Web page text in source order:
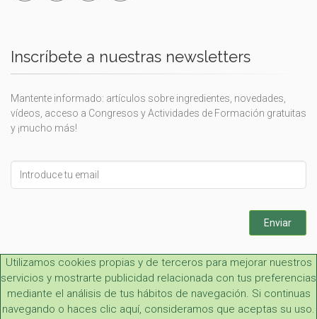
Inscríbete a nuestras newsletters
Mantente informado: artículos sobre ingredientes, novedades,
vídeos, acceso a Congresos y Actividades de Formación gratuitas
y ¡mucho más!
this
field
Enviar
Utilizamos cookies propias y de terceros para mejorar nuestros
servicios y mostrarte publicidad relacionada con tus preferencias
mediante el análisis de tus hábitos de navegación. Si continuas
navegando o haces clic aquí, consideramos que aceptas su uso.